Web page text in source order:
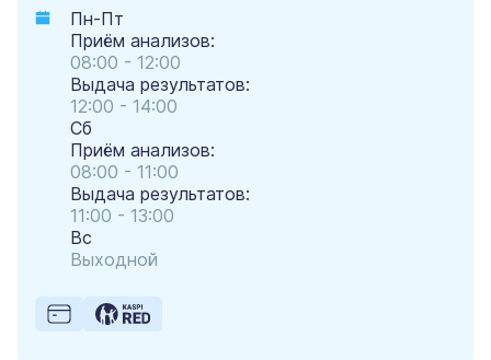
Пн-Пт
Приём анализов:
08:00 - 12:00
Выдача результатов:
12:00 - 14:00
Сб
Приём анализов:
08:00 - 11:00
Выдача результатов:
11:00 - 13:00
Вс
Выходной